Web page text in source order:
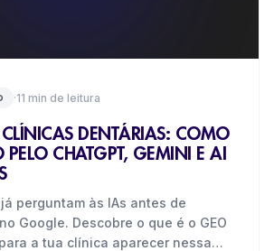
·11 min de leitura
DENTÁRIAS: COMO
PELO CHATGPT, GEMINI E AI
perguntam às IAs antes de
Google. Descobre o que é o GEO
a tua clínica aparecer nessas